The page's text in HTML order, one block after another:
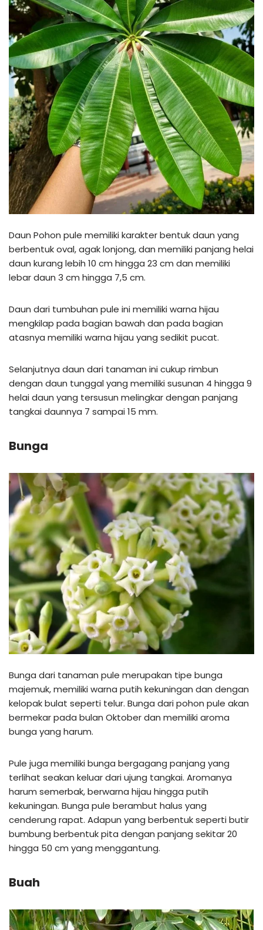
Daun Pohon pule memiliki karakter bentuk daun yang
berbentuk oval, agak lonjong, dan memiliki panjang helai
daun kurang lebih 10 cm hingga 23 cm dan memiliki
lebar daun 3 cm hingga 7,5 cm.
Daun dari tumbuhan pule ini memiliki warna hijau
mengkilap pada bagian bawah dan pada bagian
atasnya memiliki warna hijau yang sedikit pucat.
Selanjutnya daun dari tanaman ini cukup rimbun
dengan daun tunggal yang memiliki susunan 4 hingga 9
helai daun yang tersusun melingkar dengan panjang
tangkai daunnya 7 sampai 15 mm.
Bunga
Bunga dari tanaman pule merupakan tipe bunga
majemuk, memiliki warna putih kekuningan dan dengan
kelopak bulat seperti telur. Bunga dari pohon pule akan
bermekar pada bulan Oktober dan memiliki aroma
bunga yang harum.
Pule juga memiliki bunga bergagang panjang yang
terlihat seakan keluar dari ujung tangkai. Aromanya
harum semerbak, berwarna hijau hingga putih
kekuningan. Bunga pule berambut halus yang
cenderung rapat. Adapun yang berbentuk seperti butir
bumbung berbentuk pita dengan panjang sekitar 20
hingga 50 cm yang menggantung.
Buah